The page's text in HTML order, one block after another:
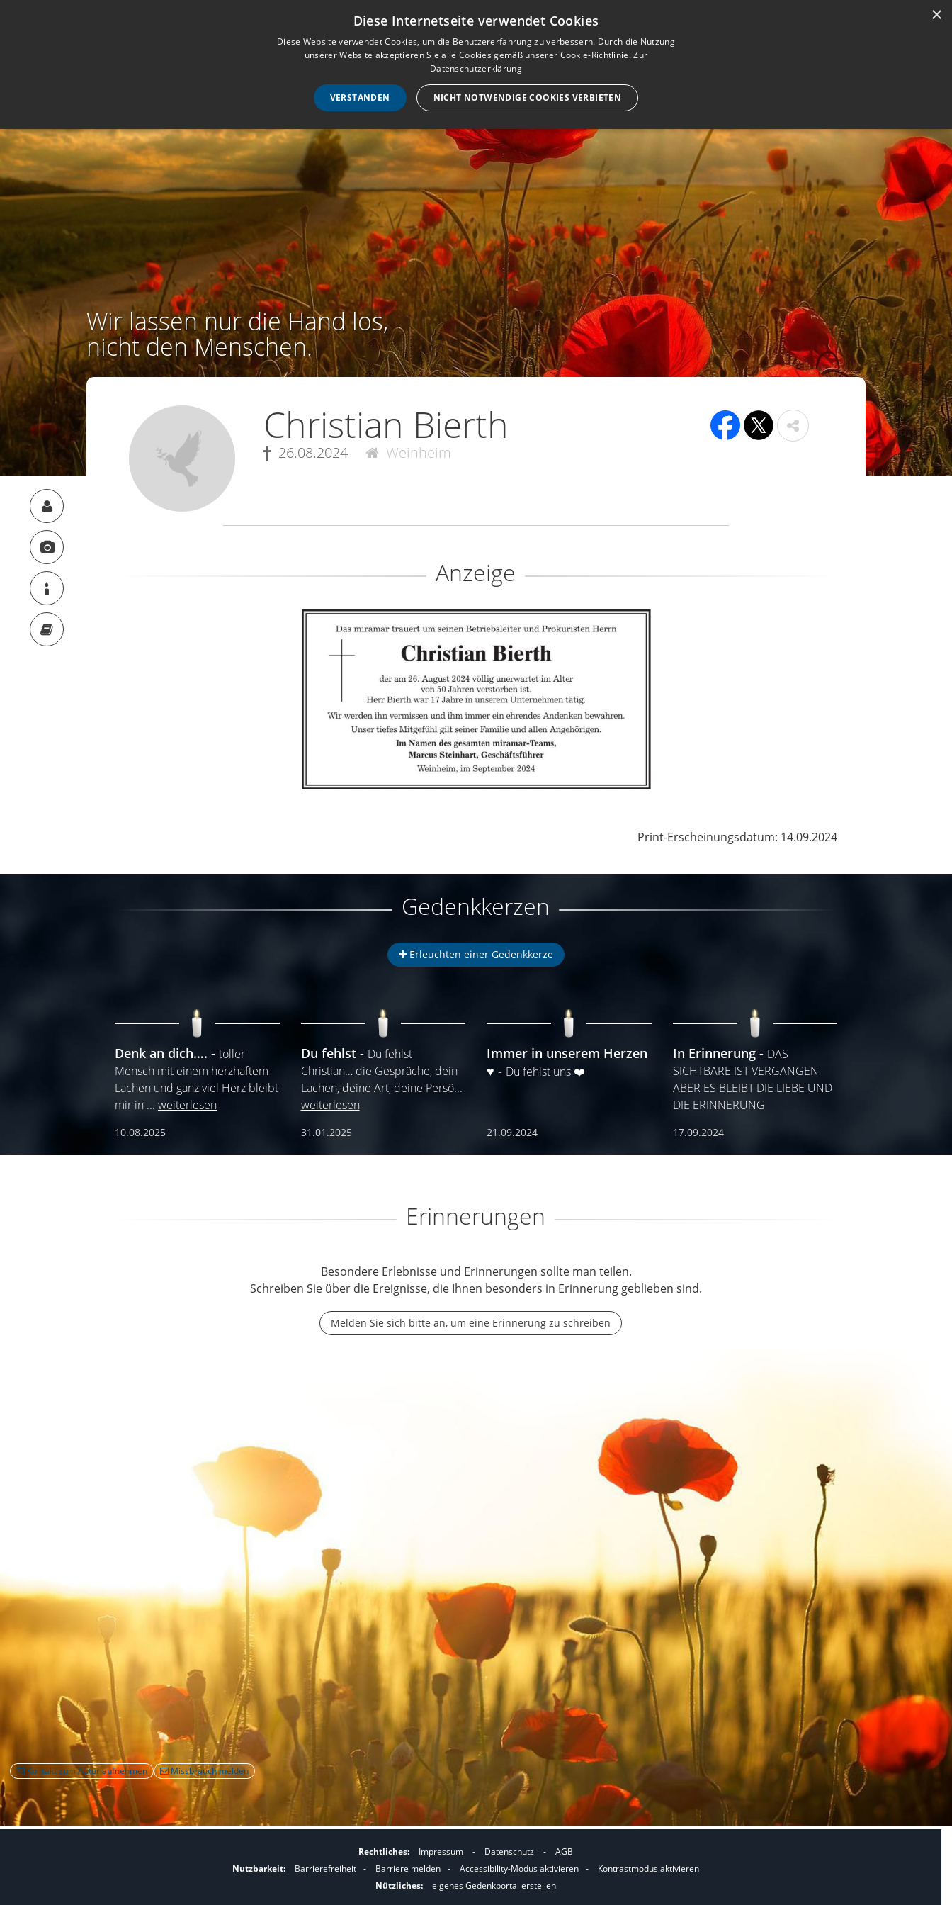
Musterbuch für Traueranzeigen
STARTSEITE HILFE IM TRAUERFALL
Wir lassen nur die Hand los,
nicht den Menschen.
Christian Bierth
26.08.2024 Weinheim
Anzeige
Print-Erscheinungsdatum: 14.09.2024
Gedenkkerzen
Erleuchten einer Gedenkkerze
Denk an dich….
toller
Mensch mit einem herzhaftem
Lachen und ganz viel Herz bleibt
mir in ... weiterlesen
10.08.2025
Du fehlst
Du fehlst
Christian… die Gespräche, dein
Lachen, deine Art, deine Persö...
weiterlesen
31.01.2025
Immer in unserem Herzen
♥️
Du fehlst uns ❤️
21.09.2024
In Erinnerung
DAS
SICHTBARE IST VERGANGEN
ABER ES BLEIBT DIE LIEBE UND
DIE ERINNERUNG
17.09.2024
Erinnerungen
Besondere Erlebnisse und Erinnerungen sollte man teilen.
Schreiben Sie über die Ereignisse, die Ihnen besonders in Erinnerung geblieben sind.
Melden Sie sich bitte an, um eine Erinnerung zu schreiben
Kontakt zum Autor aufnehmen Missbrauch melden
Rechtliches: Impressum - Datenschutz -
AGB
Nutzbarkeit:
Barrierefreiheit - Barriere melden -
I
m
Accessibility-Modus aktivieren -
IKontrastmodus aktivieren
Nützliches:
eigenes Gedenkportal erstellen
×
Diese Internetseite verwendet Cookies
Diese Website verwendet Cookies, um die Benutzererfahrung zu verbessern. Durch die Nutzung
unserer Website akzeptieren Sie alle Cookies gemäß unserer Cookie-Richtlinie.Zur
Datenschutzerklärung
VERSTANDEN NICHT NOTWENDIGE COOKIES VERBIETEN